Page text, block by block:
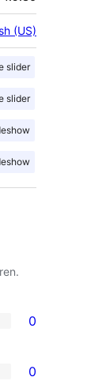
(US)
slider
slider
0
0